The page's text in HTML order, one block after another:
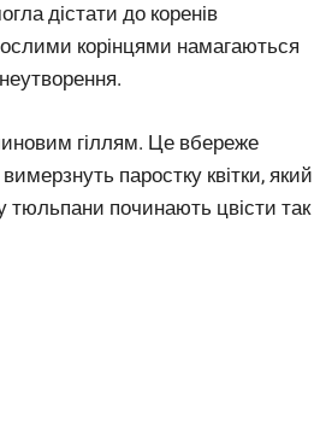
дістати до коренів
корінцями намагаються
гіллям. Це вбереже
паростку квітки, який
тюльпани починають цвісти так